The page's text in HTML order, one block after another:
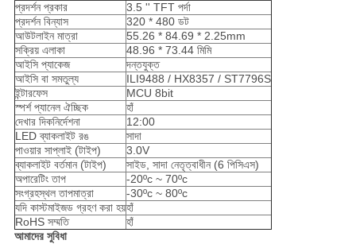
প্রদর্শন প্রকার
3.5 '' TFT পর্দা
প্রদর্শন বিন্যাস
320 * 480 ডট
আউটলাইন মাত্রা
55.26 * 84.69 * 2.25mm
সক্রিয় এলাকা
48.96 * 73.44 মিমি
আইসি প্যাকেজ
দন্তযুক্ত
আইসি বা সমতুল্য
ILI9488 / HX8357 / ST7796S
ইন্টারফেস
MCU 8bit
স্পর্শ প্যানেল ঐচ্ছিক
হাঁ
দেখার দিকনির্দেশনা
12:00
LED ব্যাকলাইট রঙ
সাদা
পাওয়ার সাপ্লাই (টাইপ)
3.0V
ব্যাকলাইট বর্তমান (টাইপ)
সাইড, সাদা নেতৃত্বাধীন (6 পিসিএস)
অপারেটিং তাপ
-20ºc ~ 70ºc
সংগ্রহস্থল তাপমাত্রা
-30ºc ~ 80ºc
যদি কাস্টমাইজড গ্রহণ করা হয়হাঁ
RoHS সম্মতি
হাঁ
আমাদের সুবিধা